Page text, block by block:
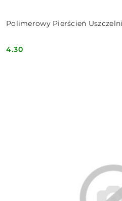
Polimerowy Pierścień
Cena:
4.30